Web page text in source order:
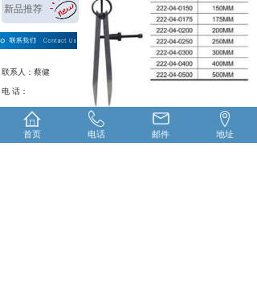
新品推荐
联系人：蔡健
电 话：
0792-6988330
6988298
首页 电话 邮件 地址